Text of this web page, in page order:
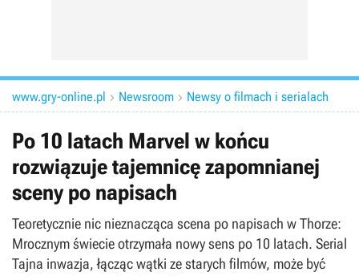
www.gry-online.pl  Newsroom  Newsy o filmach i serialach
Po 10 latach Marvel w końcu
rozwiązuje tajemnicę zapomnianej
sceny po napisach
Teoretycznie nic nieznacząca scena po napisach w Thorze:
Mrocznym świecie otrzymała nowy sens po 10 latach. Serial
Tajna inwazja, łącząc wątki ze starych filmów, może być